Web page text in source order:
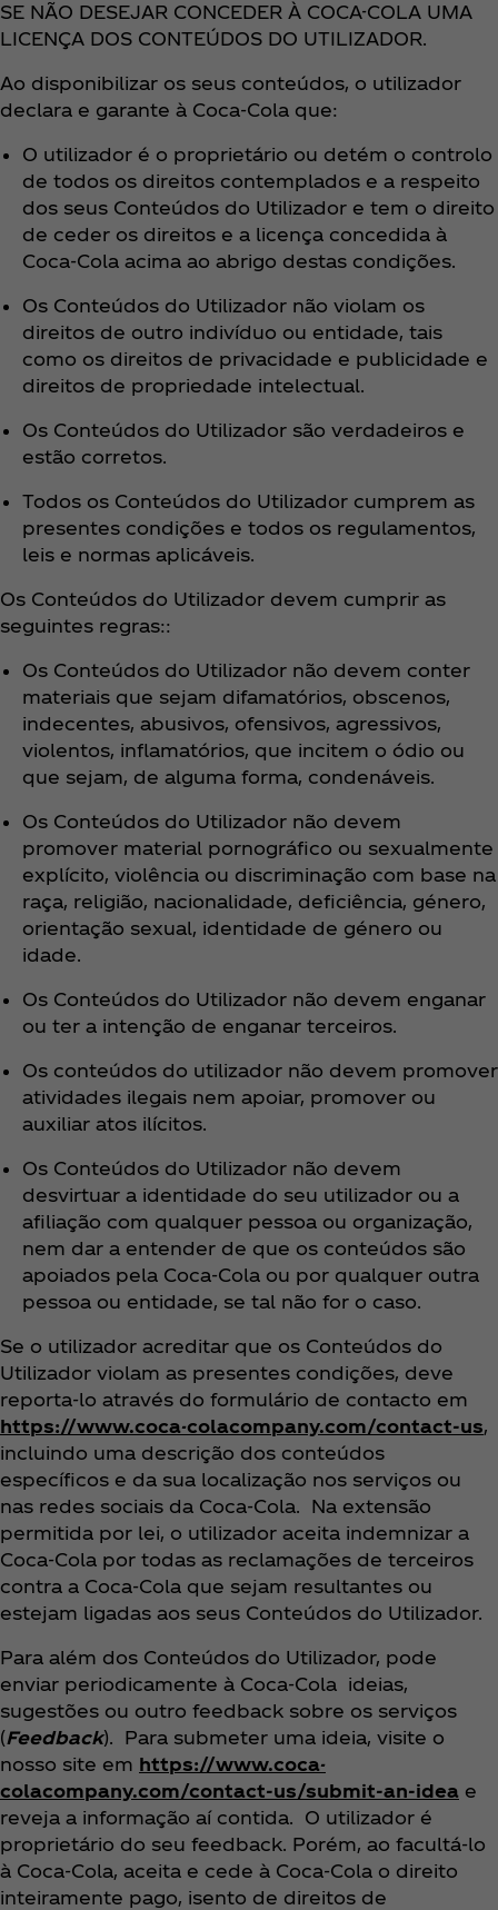
SE NÃO DESEJAR CONCEDER À COCA-COLA UMA
LICENÇA DOS CONTEÚDOS DO UTILIZADOR.
Ao disponibilizar os seus conteúdos, o utilizador
declara e garante à Coca‑Cola que:
O utilizador é o proprietário ou detém o controlo
de todos os direitos contemplados e a respeito
dos seus Conteúdos do Utilizador e tem o direito
de ceder os direitos e a licença concedida à
Coca‑Cola acima ao abrigo destas condições.
Os Conteúdos do Utilizador não violam os
direitos de outro indivíduo ou entidade, tais
como os direitos de privacidade e publicidade e
direitos de propriedade intelectual.
Os Conteúdos do Utilizador são verdadeiros e
estão corretos.
Todos os Conteúdos do Utilizador cumprem as
presentes condições e todos os regulamentos,
leis e normas aplicáveis.
Os Conteúdos do Utilizador devem cumprir as
seguintes regras::
Os Conteúdos do Utilizador não devem conter
materiais que sejam difamatórios, obscenos,
indecentes, abusivos, ofensivos, agressivos,
violentos, inflamatórios, que incitem o ódio ou
que sejam, de alguma forma, condenáveis.
Os Conteúdos do Utilizador não devem
promover material pornográfico ou sexualmente
explícito, violência ou discriminação com base na
raça, religião, nacionalidade, deficiência, género,
orientação sexual, identidade de género ou
idade.
Os Conteúdos do Utilizador não devem enganar
ou ter a intenção de enganar terceiros.
Os conteúdos do utilizador não devem promover
atividades ilegais nem apoiar, promover ou
auxiliar atos ilícitos.
Os Conteúdos do Utilizador não devem
desvirtuar a identidade do seu utilizador ou a
afiliação com qualquer pessoa ou organização,
nem dar a entender de que os conteúdos são
apoiados pela Coca‑Cola ou por qualquer outra
pessoa ou entidade, se tal não for o caso.
Se o utilizador acreditar que os Conteúdos do
Utilizador violam as presentes condições, deve
reporta-lo através do formulário de contacto em
https://www.coca-colacompany.com/contact-us,
incluindo uma descrição dos conteúdos
específicos e da sua localização nos serviços ou
nas redes sociais da Coca‑Cola. Na extensão
permitida por lei, o utilizador aceita indemnizar a
Coca‑Cola por todas as reclamações de terceiros
contra a Coca‑Cola que sejam resultantes ou
estejam ligadas aos seus Conteúdos do Utilizador.
Para além dos Conteúdos do Utilizador, pode
enviar periodicamente à Coca‑Cola ideias,
sugestões ou outro feedback sobre os serviços
(Feedback). Para submeter uma ideia, visite o
nosso site em https://www.coca-
colacompany.com/contact-us/submit-an-idea e
reveja a informação aí contida. O utilizador é
proprietário do seu feedback. Porém, ao facultá-lo
à Coca‑Cola, aceita e cede à Coca‑Cola o direito
inteiramente pago, isento de direitos de